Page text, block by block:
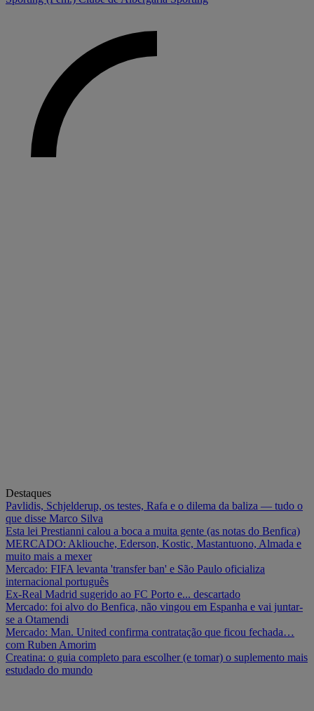
Destaques
Pavlidis, Schjelderup, os testes, Rafa e o dilema da baliza — tudo o
que disse Marco Silva
Esta lei Prestianni calou a boca a muita gente (as notas do Benfica)
MERCADO: Akliouche, Ederson, Kostic, Mastantuono, Almada e
muito mais a mexer
Mercado: FIFA levanta 'transfer ban' e São Paulo oficializa
internacional português
Ex-Real Madrid sugerido ao FC Porto e... descartado
Mercado: foi alvo do Benfica, não vingou em Espanha e vai juntar-
se a Otamendi
Mercado: Man. United confirma contratação que ficou fechada…
com Ruben Amorim
Creatina: o guia completo para escolher (e tomar) o suplemento mais
estudado do mundo